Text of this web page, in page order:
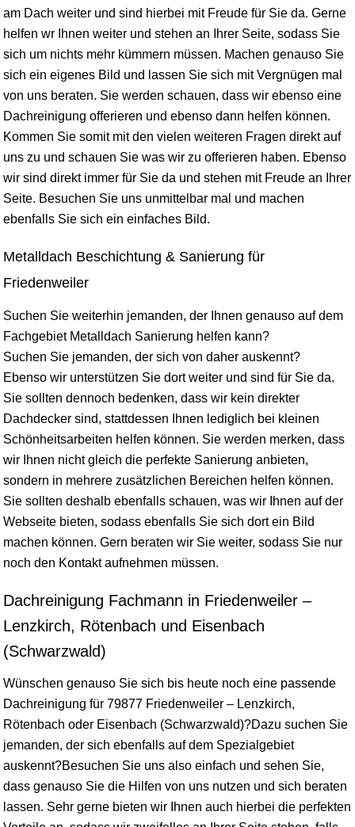
am Dach weiter und sind hierbei mit Freude für Sie da. Gerne
helfen wr Ihnen weiter und stehen an Ihrer Seite, sodass Sie
sich um nichts mehr kümmern müssen. Machen genauso Sie
sich ein eigenes Bild und lassen Sie sich mit Vergnügen mal
von uns beraten. Sie werden schauen, dass wir ebenso eine
Dachreinigung offerieren und ebenso dann helfen können.
Kommen Sie somit mit den vielen weiteren Fragen direkt auf
uns zu und schauen Sie was wir zu offerieren haben. Ebenso
wir sind direkt immer für Sie da und stehen mit Freude an Ihrer
Seite. Besuchen Sie uns unmittelbar mal und machen
ebenfalls Sie sich ein einfaches Bild.
Metalldach Beschichtung & Sanierung für
Friedenweiler
Suchen Sie weiterhin jemanden, der Ihnen genauso auf dem
Fachgebiet Metalldach Sanierung helfen kann?
Suchen Sie jemanden, der sich von daher auskennt?
Ebenso wir unterstützen Sie dort weiter und sind für Sie da.
Sie sollten dennoch bedenken, dass wir kein direkter
Dachdecker sind, stattdessen Ihnen lediglich bei kleinen
Schönheitsarbeiten helfen können. Sie werden merken, dass
wir Ihnen nicht gleich die perfekte Sanierung anbieten,
sondern in mehrere zusätzlichen Bereichen helfen können.
Sie sollten deshalb ebenfalls schauen, was wir Ihnen auf der
Webseite bieten, sodass ebenfalls Sie sich dort ein Bild
machen können. Gern beraten wir Sie weiter, sodass Sie nur
noch den Kontakt aufnehmen müssen.
Dachreinigung Fachmann in Friedenweiler –
Lenzkirch, Rötenbach und Eisenbach
(Schwarzwald)
Wünschen genauso Sie sich bis heute noch eine passende
Dachreinigung für 79877 Friedenweiler – Lenzkirch,
Rötenbach oder Eisenbach (Schwarzwald)?Dazu suchen Sie
jemanden, der sich ebenfalls auf dem Spezialgebiet
auskennt?Besuchen Sie uns also einfach und sehen Sie,
dass genauso Sie die Hilfen von uns nutzen und sich beraten
lassen. Sehr gerne bieten wir Ihnen auch hierbei die perfekten